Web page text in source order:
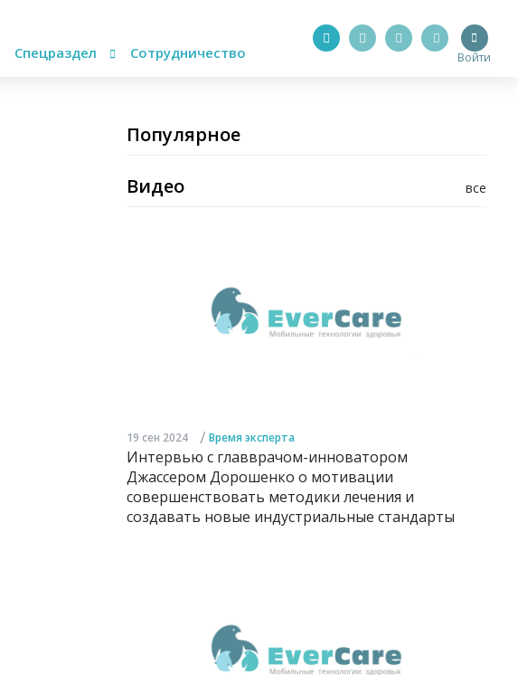
Спецраздел Сотрудничество Войти
Популярное
все
Видео
19 сен 2024 / Время эксперта
Интервью с главврачом-инноватором
Джассером Дорошенко о мотивации
совершенствовать методики лечения и
создавать новые индустриальные стандарты